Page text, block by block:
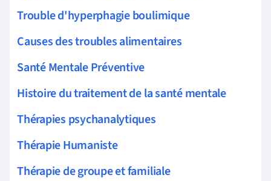
Trouble d'hyperphagie boulimique
Causes des troubles alimentaires
Santé Mentale Préventive
Histoire du traitement de la santé mentale
Thérapies psychanalytiques
Thérapie Humaniste
Thérapie de groupe et familiale